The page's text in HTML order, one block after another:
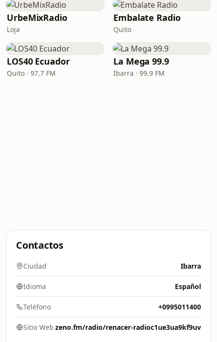
UrbeMixRadio
Loja
Embalate Radio
Quito
LOS40 Ecuador
Quito · 97.7 FM
La Mega 99.9
Ibarra · 99.9 FM
Contactos
Ciudad Ibarra
Idioma Español
Teléfono +0995011400
Sitio Web zeno.fm/radio/renacer-radioc1ue3ua9kf9uv